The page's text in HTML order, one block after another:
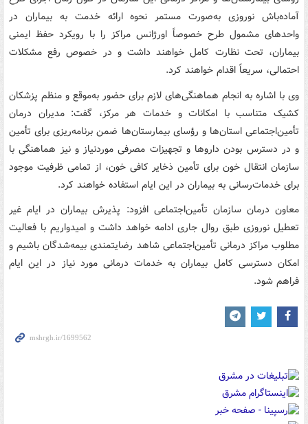
آماده‌باش نوروزی به‌صورت مستمر نحوه ارائه خدمت به بیماران در
واحدهای مشمول طرح خصوصاً اورژانس مراکز را با رویکرد حفظ ایمنی
بیماران، تحت نظارت کامل خواهند داشت و در خصوص رفع مشکلات
احتمالی، سریعاً اقدام خواهند کرد.
وی با اشاره به انجام هماهنگی‌های لازم برای حضور به‌موقع و منظم پزشکان
کشیک متناسب با امکانات و خدمات هر مرکز، گفت: مدیران درمان
تأمین‌اجتماعی استان‌ها و رؤسای بیمارستان‌ها ضمن برنامه‌ریزی برای تأمین
و در دسترس بودن داروها و تجهیزات مصرفی موردنیاز و نیز هماهنگی با
سازمان انتقال خون برای تأمین ذخایر کافی خون، از تمامی ظرفیت موجود
برای خدمات‌رسانی به بیماران در این ایام استفاده خواهند کرد.
معاون درمان سازمان تأمین‌اجتماعی افزود: پذیرش بیماران در ایام غیر
تعطیل نوروزی طبق روال جاری ادامه خواهد داشت و امیدواریم با فعالیت
مطلوب مراکز درمانی تأمین‌اجتماعی شاهد رضایتمندی بیمه‌شدگان باشیم و
امکان دسترسی کامل بیماران به خدمات درمانی مورد نیاز در این ایام
فراهم شود.